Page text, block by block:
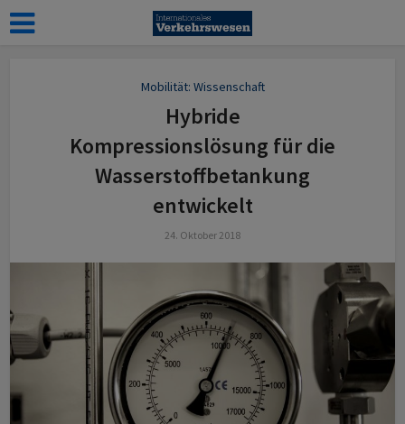
Mobilität: Wissenschaft
Hybride
Kompressionslösung für die
Wasserstoffbetankung
entwickelt
24. Oktober 2018